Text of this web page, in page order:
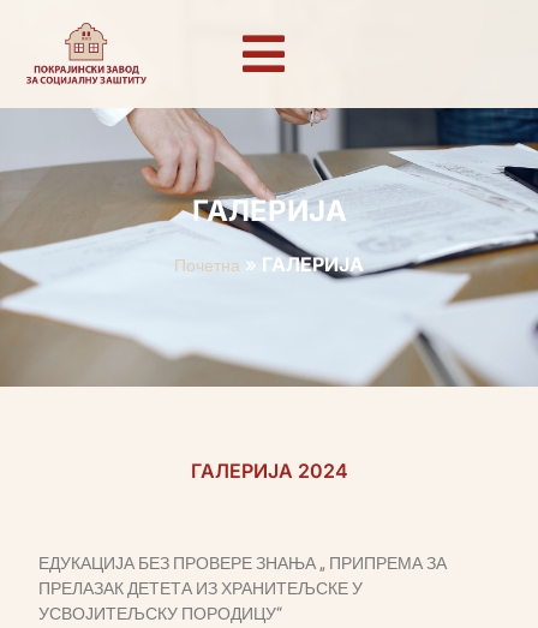
ГАЛЕРИЈА
Почетна » ГАЛЕРИЈА
ГАЛЕРИЈА 2024
ЕДУКАЦИЈА БЕЗ ПРОВЕРЕ ЗНАЊА „ ПРИПРЕМА ЗА
ПРЕЛАЗАК ДЕТЕТА ИЗ ХРАНИТЕЉСКЕ У
УСВОЈИТЕЉСКУ ПОРОДИЦУ“